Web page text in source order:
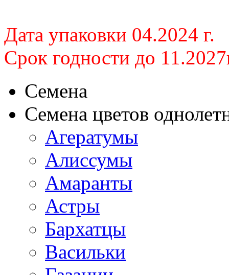
Дата упаковки 04.2024 г.
Срок годности до 11
Семена
Семена цветов
Агератумы
Алиссумы
Амаранты
Астры
Бархатцы
Васильки